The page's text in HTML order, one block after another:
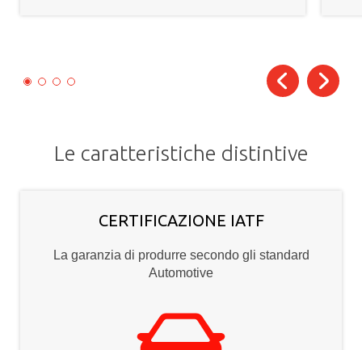
Le caratteristiche distintive
CERTIFICAZIONE IATF
La garanzia di produrre secondo gli standard
Automotive